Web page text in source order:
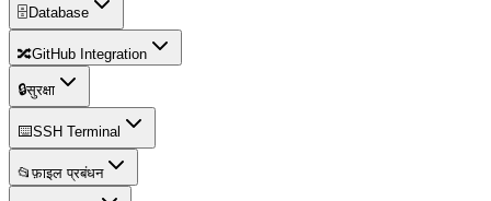
🗄️ Database
🔀GitHub Integration
🔒सुरक्षा
⌨️SSH Terminal
📂फ़ाइल प्रबंधन